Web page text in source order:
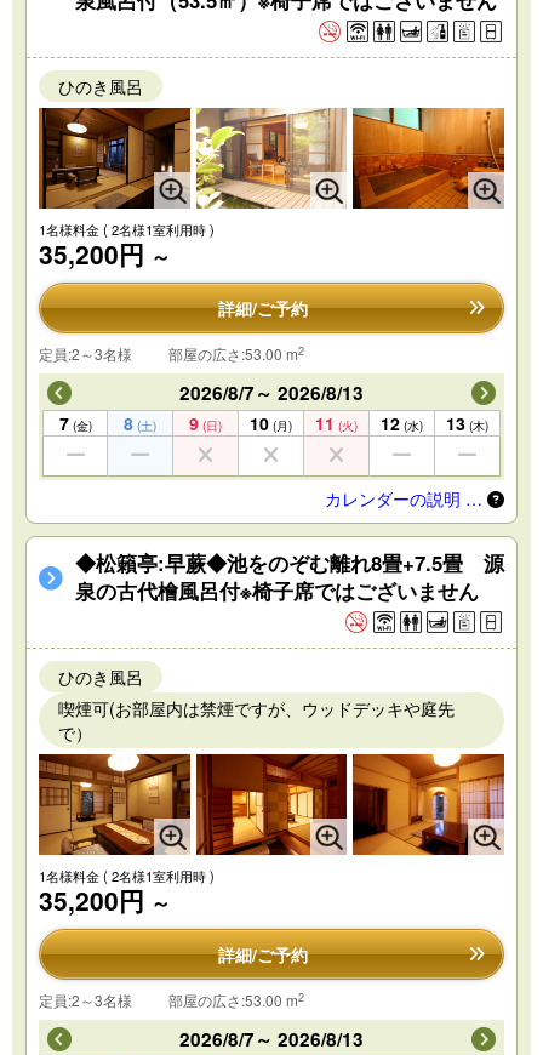
ひのき風呂
1名様料金( 2名様1室利用時 )
35,200円 ～
詳細/ご予約
定員:2～3名様 部屋の広さ:53.00 m2
2026/8/7～ 2026/8/13
7 (金) 8 (土) 9 (日) 10 (月) 11 (火) 12 (水) 13 (木)
カレンダーの説明 …
◆松籟亭:早蕨◆池をのぞむ離れ8畳+7.5畳 源
泉の古代檜風呂付※椅子席ではございません
ひのき風呂
喫煙可(お部屋内は禁煙ですが、ウッドデッキや庭先
で）
1名様料金( 2名様1室利用時 )
35,200円 ～
詳細/ご予約
定員:2～3名様 部屋の広さ:53.00 m2
2026/8/7～ 2026/8/13